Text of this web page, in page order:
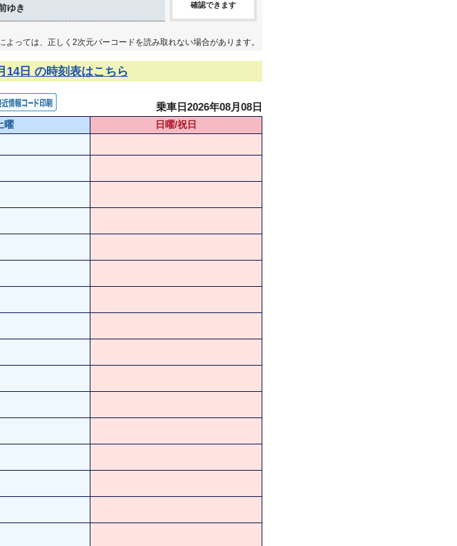
ゆき
確認できます
よっては、正しく2次元バーコードを読み取れない場合があります。
14日 の時刻表はこちら
乗車日2026年08月08日
曜
日曜/祝日